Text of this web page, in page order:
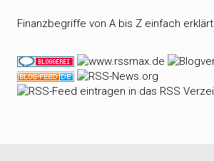
Finanzbegriffe von A bis Z einfach erklärt